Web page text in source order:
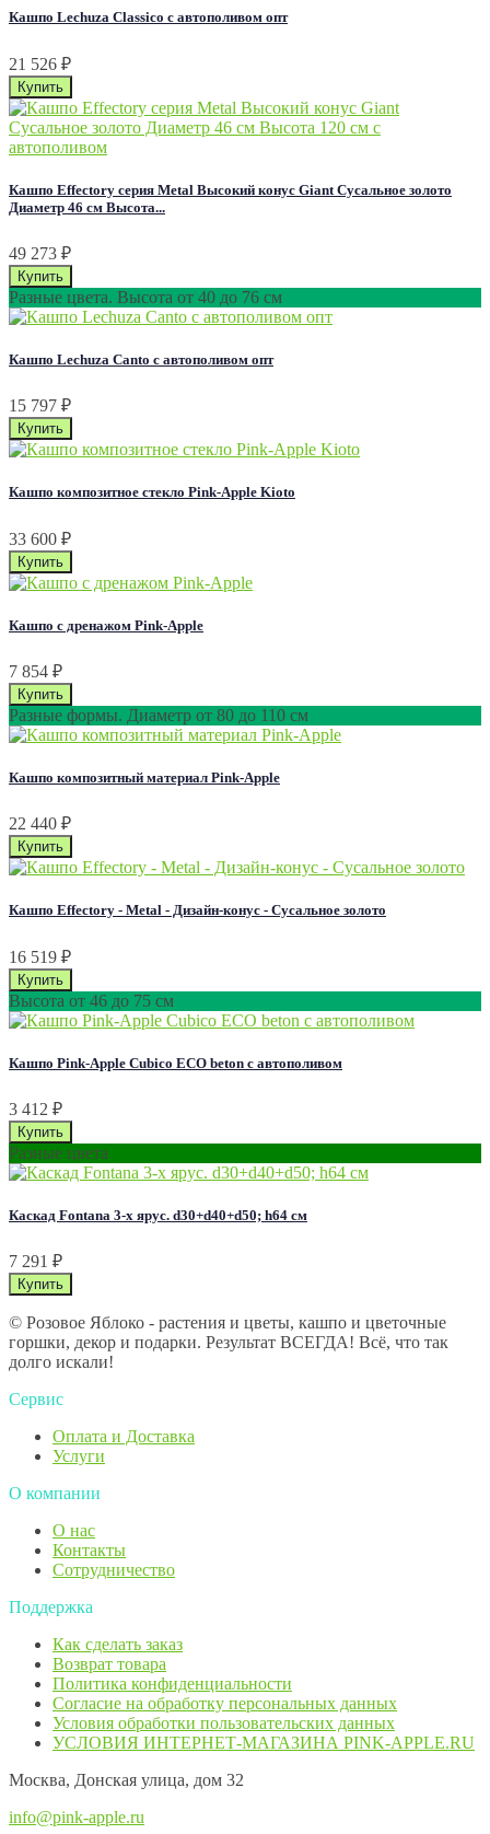
Кашпо Lechuza Classico с автополивом опт
21 526 ₽
Кашпо Effectory серия Metal Высокий конус Giant Сусальное золото
Диаметр 46 см Высота...
49 273 ₽
Разные цвета. Высота от 40 до 76 см
Кашпо Lechuza Canto с автополивом опт
15 797 ₽
Кашпо композитное стекло Pink-Apple Kioto
33 600 ₽
Кашпо с дренажом Pink-Apple
7 854 ₽
Разные формы. Диаметр от 80 до 110 см
Кашпо композитный материал Pink-Apple
22 440 ₽
Кашпо Effectory - Metal - Дизайн-конус - Сусальное золото
16 519 ₽
Высота от 46 до 75 см
Кашпо Pink-Apple Cubico ECO beton с автополивом
3 412 ₽
Разные цвета
Каскад Fontana 3-х ярус. d30+d40+d50; h64 см
7 291 ₽
© Розовое Яблоко - растения и цветы, кашпо и цветочные
горшки, декор и подарки. Результат ВСЕГДА! Всё, что так
долго искали!
Сервис
Оплата и Доставка
Услуги
О компании
О нас
Контакты
Сотрудничество
Поддержка
Как сделать заказ
Возврат товара
Политика конфиденциальности
Согласие ​на обработку персональных данных
Условия обработки пользовательских данных
УСЛОВИЯ ИНТЕРНЕТ-МАГАЗИНА PINK-APPLE.RU
Москва, Донская улица, дом 32
info@pink-apple.ru